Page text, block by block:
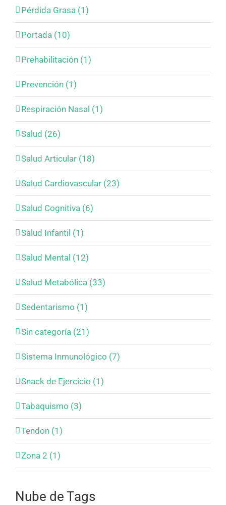
Pérdida Grasa (1)
Portada (10)
Prehabilitación (1)
Prevención (1)
Respiración Nasal (1)
Salud (26)
Salud Articular (18)
Salud Cardiovascular (23)
Salud Cognitiva (6)
Salud Infantil (1)
Salud Mental (12)
Salud Metabólica (33)
Sedentarismo (1)
Sin categoría (21)
Sistema Inmunológico (7)
Snack de Ejercicio (1)
Tabaquismo (3)
Tendon (1)
Zona 2 (1)
Nube de Tags